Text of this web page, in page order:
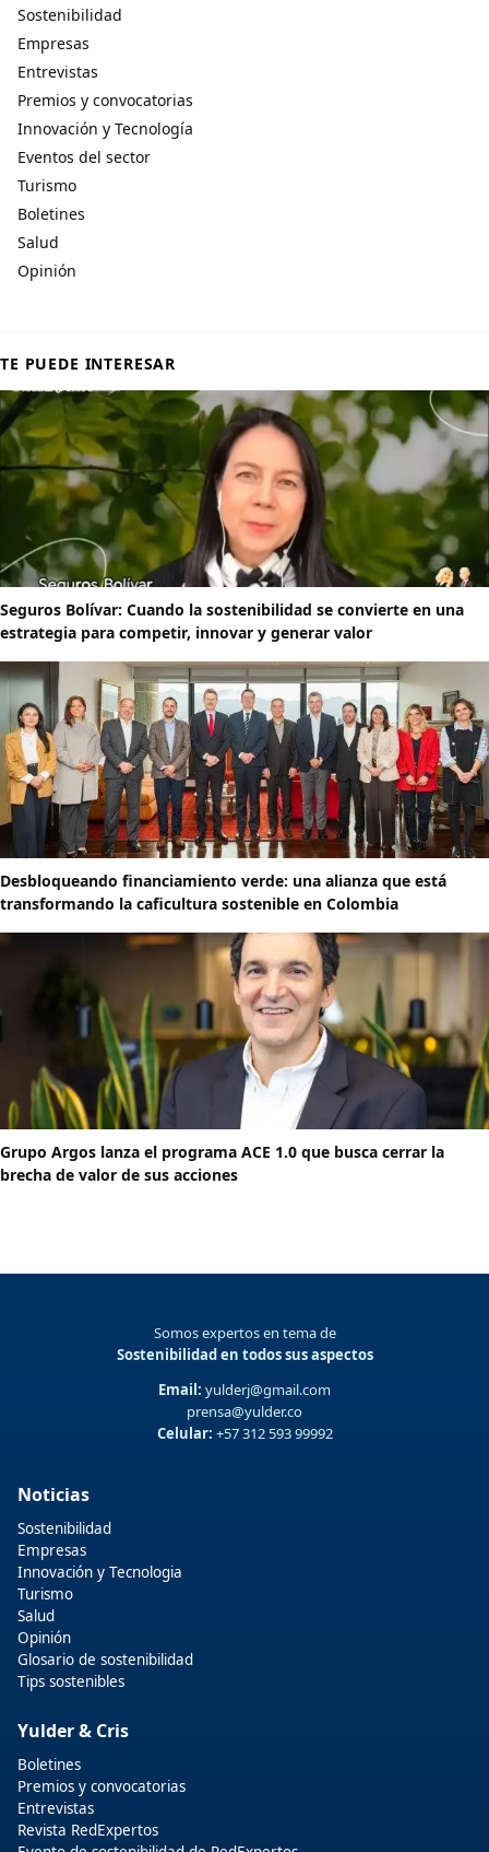
Sostenibilidad
Empresas
Entrevistas
Premios y convocatorias
Innovación y Tecnología
Eventos del sector
Turismo
Boletines
Salud
Opinión
TE PUEDE INTERESAR
Seguros Bolívar: Cuando la sostenibilidad se convierte en una
estrategia para competir, innovar y generar valor
Desbloqueando financiamiento verde: una alianza que está
transformando la caficultura sostenible en Colombia
Grupo Argos lanza el programa ACE 1.0 que busca cerrar la
brecha de valor de sus acciones
Somos expertos en tema de
Sostenibilidad en todos sus aspectos
Email: yulderj@gmail.com
prensa@yulder.co
Celular: +57 312 593 99992
Noticias
Sostenibilidad
Empresas
Innovación y Tecnologia
Turismo
Salud
Opinión
Glosario de sostenibilidad
Tips sostenibles
Yulder & Cris
Boletines
Premios y convocatorias
Entrevistas
Revista RedExpertos